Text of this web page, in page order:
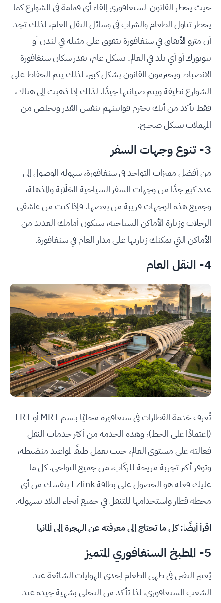
حيث يحظر القانون السنغافوري إلقاء أي قمامة في الشوارع كما
يحظر تناول الطعام والشراب في وسائل النقل العام، لذلك تجد
أن مترو الأنفاق في سنغافورة يتفوق على مثيله في لندن أو
نيويورك أو أي بلد في العالم. بشكل عام، يقدر سكان سنغافورة
الانضباط ويحترمون القانون بشكل كبير، لذلك يتم الحفاظ على
الشوارع نظيفة ويتم صيانتها جيدًا. لذلك إذا ذهبت إلى هناك،
فقط تأكد من أنك تحترم قوانينهم بنفس القدر وتخلص من
المهملات بشكل صحيح.
3- تنوع وجهات السفر
من أفضل مميزات التواجد في سنغافورة، سهولة الوصول إلى
عدد كبير جدًا من وجهات السفر السياحية الخلَابة والمذهلة،
وجميع هذه الوجهات قريبة من بعضها. فإذا كنت من عاشقي
الرحلات وزيارة الأماكن السياحية، سيكون أمامك العديد من
الأماكن التي يمكنك زيارتها على مدار العام في سنغافورة.
4- النقل العام
تُعرف خدمة القطارات في سنغافورة محليًا باسم MRT أو LRT
(اعتمادًا على الخط)، وهذه الخدمة من أكثر خدمات النقل
فعاليَة على مستوى العالم، حيث تعمل طبقًا لمواعيد منضبطة،
وتوفر أكثر تجربة مريحة للركَاب، من جميع النواحي. كل ما
عليك فعله هو الحصول على بطاقة Ezlink بنفسك من أي
محطة قطار واستخدامها للتنقل في جميع أنحاء البلاد بسهولة.
اقرأ أيضًا:كل ما تحتاج إلى معرفته عن الهجرة إلى ألمانيا
5- المطبخ السنغافوري المتميز
يُعتبر التفنن في طهي الطعام إحدى الهوايات الشائعة عند
الشعب السنغافوري، لذا تأكد من التحلي بشهية جيدة عند